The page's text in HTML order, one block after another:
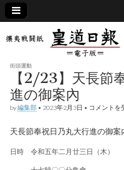
皇道
日報
（防
共新
聞）
敬神
尊皇
｜昭
和八
年創
刊
皇道
実
攘夷
戦闘
街頭運動
【2/23】天長節
進の御案內
by編集部 • 2023年2月3日 • 【2/23】
節
日
コメントを
天長節奉祝日乃丸大行進の御案
日時 令和五年二月廿三日（木）